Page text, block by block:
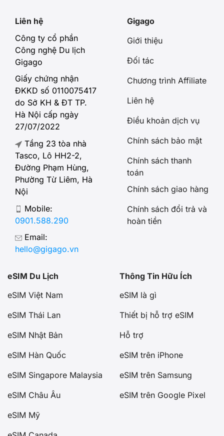
Liên hệ
Công ty cổ phần
Công nghệ Du lịch
Gigago
Giấy chứng nhận
ĐKKD số 0110075417
do Sở KH & ĐT TP.
Hà Nội cấp ngày
27/07/2022
Tầng 23 tòa nhà
Tasco, Lô HH2-2,
Đường Phạm Hùng,
Phường Từ Liêm, Hà
Nội
Mobile:
0901.588.290
Email:
hello@gigago.vn
Gigago
Giới thiệu
Đối tác
Chương trình Affiliate
Liên hệ
Điều khoản dịch vụ
Chính sách bảo mật
Chính sách thanh
toán
Chính sách giao hàng
Chính sách đổi trả và
hoàn tiền
eSIM Du Lịch
eSIM Việt Nam
eSIM Thái Lan
eSIM Nhật Bản
eSIM Hàn Quốc
eSIM Singapore Malaysia
eSIM Châu Âu
eSIM Mỹ
Thông Tin Hữu Ích
eSIM là gì
Thiết bị hỗ trợ eSIM
Hỗ trợ
eSIM trên iPhone
eSIM trên Samsung
eSIM trên Google Pixel